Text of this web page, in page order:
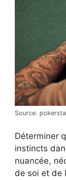
Source:
Déterminer
instincts
nuancée,
de soi et de